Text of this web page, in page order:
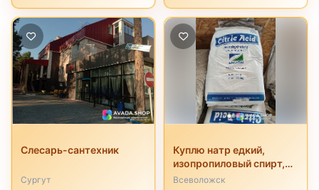
Слесарь-сантехник
Сургут
Куплю натр едкий,
изопропиловый спирт,
перкарбонат натрия,
Всеволожск